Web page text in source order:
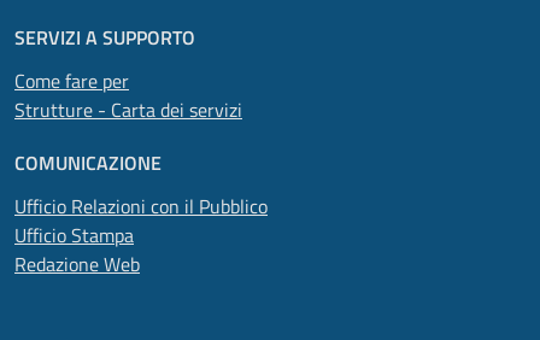
SERVIZI A SUPPORTO
Come fare per
Strutture - Carta dei servizi
COMUNICAZIONE
Ufficio Relazioni con il Pubblico
Ufficio Stampa
Redazione Web